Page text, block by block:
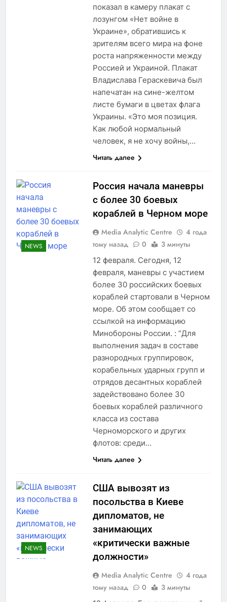
показал в камеру плакат с
лозунгом «Нет войне в
Украине», обратившись к
зрителям всего мира на фоне
роста напряженности между
Россией и Украиной. Плакат
Владислава Гераскевича был
напечатан на сине-желтом
листе бумаги в цветах флага
Украины. «Это моя позиция.
Как любой нормальный
человек, я не хочу войны,…
Читать далее
NEWS
Россия начала маневры
с более 30 боевых
кораблей в Черном море
Media Analytic Centre
4 года
тому назад
0 3 минуты
12 февраля. Сегодня, 12
февраля, маневры с участием
более 30 российских боевых
кораблей стартовали в Черном
море. Об этом сообщает со
ссылкой на информацию
Минобороны России. : “Для
выполнения задач в составе
разнородных группировок,
корабельных ударных групп и
отрядов десантных кораблей
задействовано более 30
боевых кораблей различного
класса из состава
Черноморского и других
флотов: среди…
Читать далее
NEWS
США вывозят из
посольства в Киеве
дипломатов, не
занимающих
«критически важные
должности»
Media Analytic Centre
4 года
тому назад
0 3 минуты